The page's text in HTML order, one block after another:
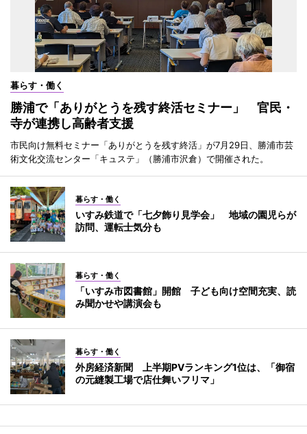
暮らす・働く
勝浦で「ありがとうを残す終活セミナー」 官民・
寺が連携し高齢者支援
市民向け無料セミナー「ありがとうを残す終活」が7月29日、勝浦市芸
術文化交流センター「キュステ」（勝浦市沢倉）で開催された。
暮らす・働く
いすみ鉄道で「七夕飾り見学会」 地域の園児らが
訪問、運転士気分も
暮らす・働く
「いすみ市図書館」開館 子ども向け空間充実、読
み聞かせや講演会も
暮らす・働く
外房経済新聞 上半期PVランキング1位は、「御宿
の元縫製工場で店仕舞いフリマ」